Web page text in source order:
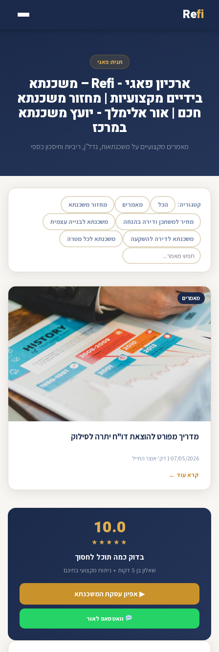
Refi
תגית: פאגי
ארכיון פאגי - Refi – משכנתא
בידיים מקצועיות | מחזור משכנתא
חכם | אור אלימלך - יועץ משכנתא
במרכז
מאמרים מקצועיים על משכנתאות, נדל"ן, ריביות וחיסכון כספי
קטגוריה: הכל מאמרים מחזור משכנתא
מחיר למשתכן ודירה בהנחה משכנתא לבנייה עצמית
משכנתא לדירה להשקעה משכנתא לכל מטרה
מאמרים
מדריך מפורט להוצאת דו"ח יתרה לסילוק
07/05/2026 1 דק' אוצר החייל
קרא עוד ←
10.0
★★★★★
בדוק כמה תוכל לחסוך
שאלון בן 5 דקות + ניתוח מקצועי בחינם
▶ אפיון עסקת המשכנתא
וואטסאפ לאור